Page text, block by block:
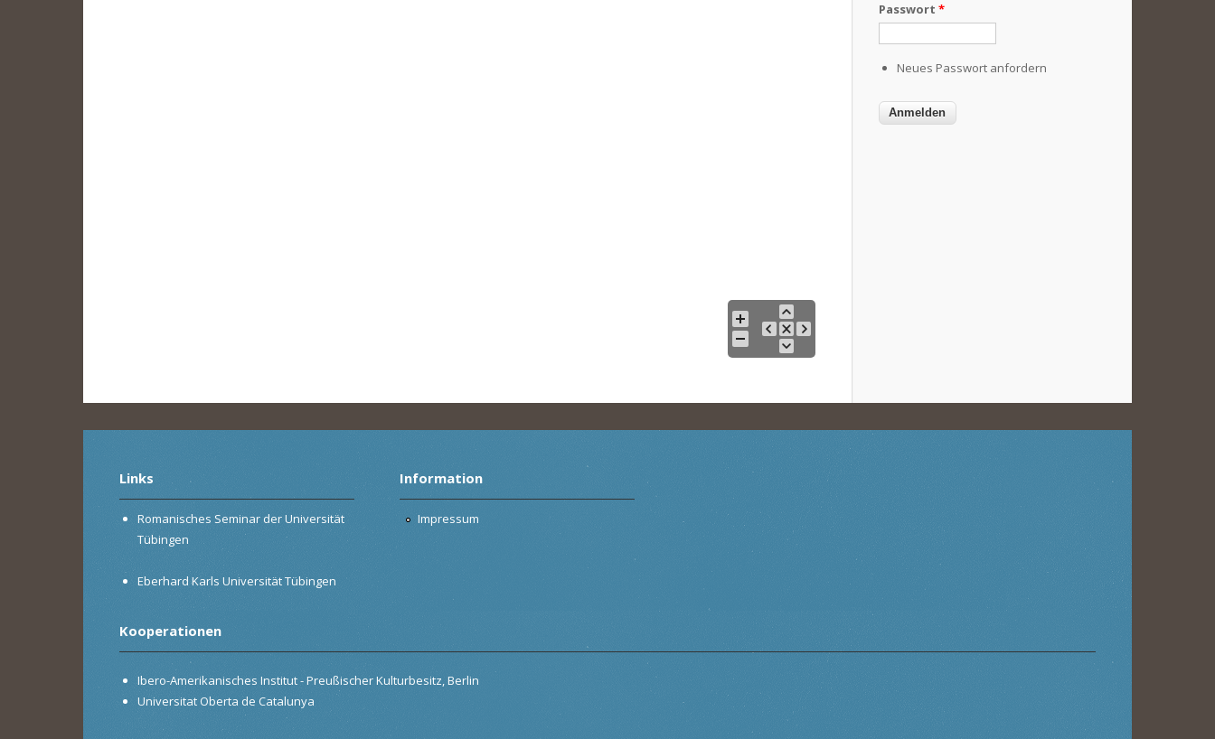
Passwort *
Neues Passwort anfordern
Links
Romanisches Seminar der Universität
Tübingen
Eberhard Karls Universität Tübingen
Information
Impressum
Kooperationen
Ibero-Amerikanisches Institut - Preußischer Kulturbesitz, Berlin
Universitat Oberta de Catalunya